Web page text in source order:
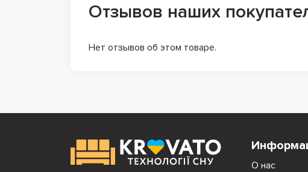
Отзывов наших
Нет отзывов об этом товаре.
О нас